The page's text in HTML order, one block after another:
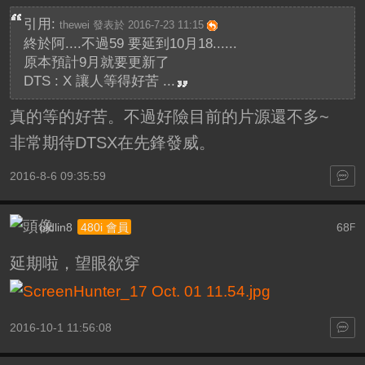
引用: thewei 發表於 2016-7-23 11:15
終於阿....不過59 要延到10月18......
原本預計9月就要更新了
DTS : X 讓人等得好苦 ...
真的等的好苦。不過好險目前的片源還不多~
非常期待DTSX在先鋒發威。
2016-8-6 09:35:59
68 F
oldlin8 480i 會員
延期啦，望眼欲穿
2016-10-1 11:56:08